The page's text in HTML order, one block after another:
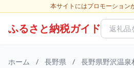
本サイトにはプロモーション
ふるさと納税ガイド
ホーム / 長野県 / 長野県野沢温泉